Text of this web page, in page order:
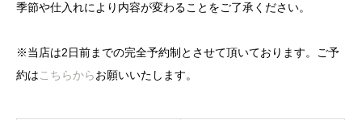
季節や仕入れにより内容が変わることをご了承ください。
※当店は2日前までの完全予約制とさせて頂いております。ご予
約は こちらからお願いいたします。